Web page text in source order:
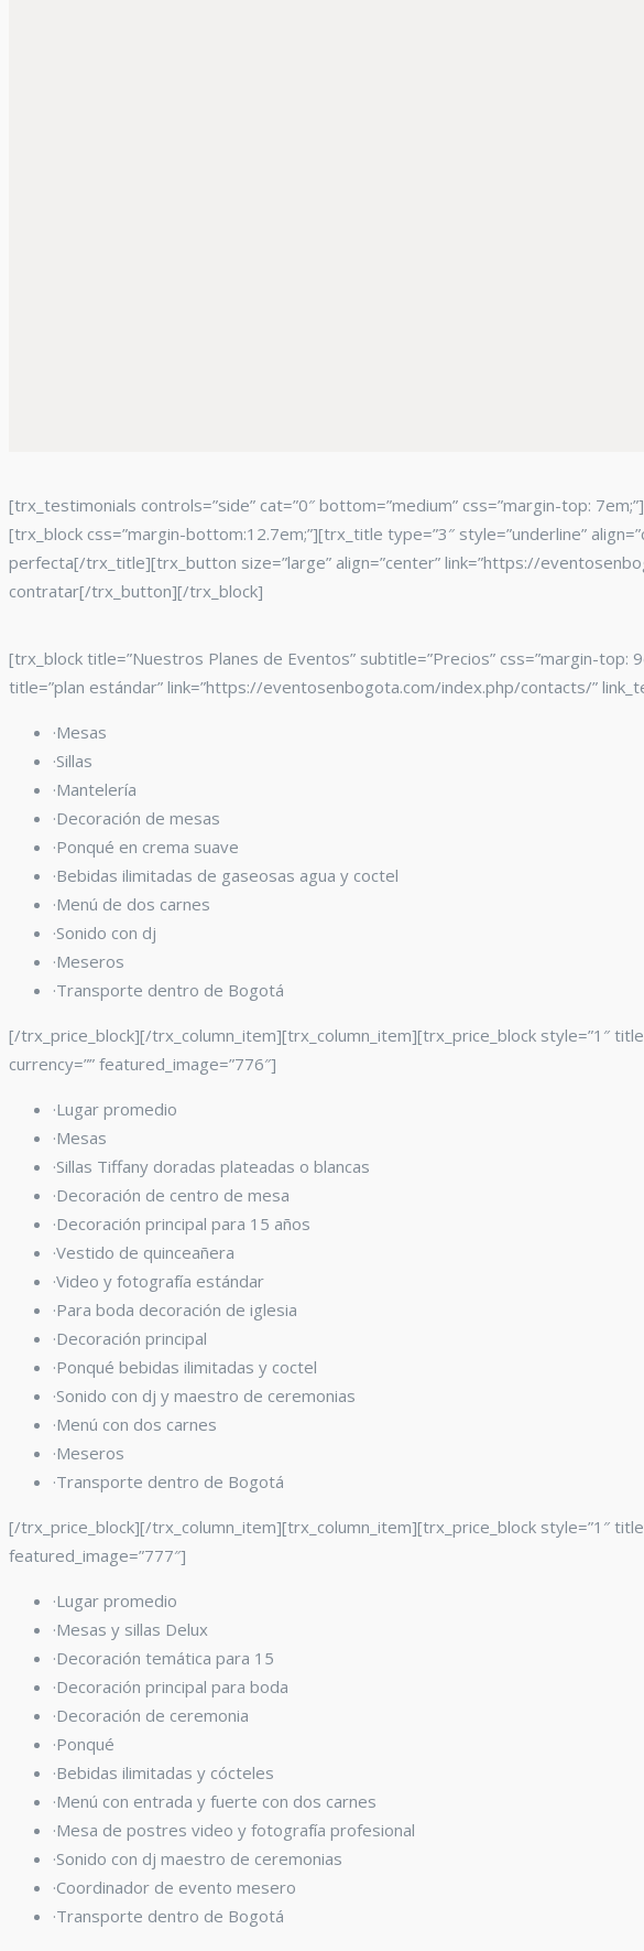
[trx_testimonials controls=”side” cat=”0″ bottom=”medium” css=”margin-top:
[trx_block css=”margin-bottom:12.7em;”][trx_title type=”3″ style=”underline”
perfecta[/trx_title][trx_button size=”large” align=”center” link=”https://
contratar[/trx_button][/trx_block]
[trx_block title=”Nuestros Planes de Eventos” subtitle=”Precios” css=”margin-
title=”plan estándar” link=”https://eventosenbogota.com/index.php/contacts/”
·Mesas
·Sillas
·Mantelería
·Decoración de mesas
·Ponqué en crema suave
·Bebidas ilimitadas de gaseosas agua y coctel
·Menú de dos carnes
·Sonido con dj
·Meseros
·Transporte dentro de Bogotá
[/trx_price_block][/trx_column_item][trx_column_item][trx_price_block style=”1″
currency=”” featured_image=”776″]
·Lugar promedio
·Mesas
·Sillas Tiffany doradas plateadas o blancas
·Decoración de centro de mesa
·Decoración principal para 15 años
·Vestido de quinceañera
·Video y fotografía estándar
·Para boda decoración de iglesia
·Decoración principal
·Ponqué bebidas ilimitadas y coctel
·Sonido con dj y maestro de ceremonias
·Menú con dos carnes
·Meseros
·Transporte dentro de Bogotá
[/trx_price_block][/trx_column_item][trx_column_item][trx_price_block style=”1″
featured_image=”777″]
·Lugar promedio
·Mesas y sillas Delux
·Decoración temática para 15
·Decoración principal para boda
·Decoración de ceremonia
·Ponqué
·Bebidas ilimitadas y cócteles
·Menú con entrada y fuerte con dos carnes
·Mesa de postres video y fotografía profesional
·Sonido con dj maestro de ceremonias
·Coordinador de evento mesero
·Transporte dentro de Bogotá